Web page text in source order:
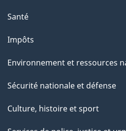
a
e
Santé
Impôts
Environnement et ressources
Sécurité nationale et défense
Culture, histoire et sport